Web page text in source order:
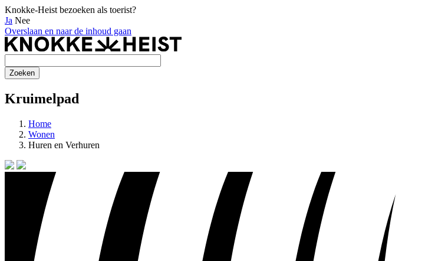
Knokke-Heist bezoeken als toerist?
Ja Nee
Overslaan en naar de inhoud gaan
Kruimelpad
Home
Wonen
Huren en Verhuren